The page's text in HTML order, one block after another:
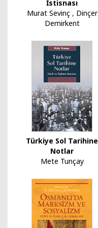
İstisnası
Murat Sevinç, Dinçer
Demirkent
Türkiye Sol Tarihine
Notlar
Mete Tunçay